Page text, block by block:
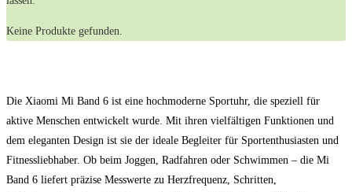
Keine Produkte gefunden.
Die Xiaomi Mi Band 6 ist eine hochmoderne Sportuhr, die speziell für
aktive Menschen entwickelt wurde. Mit ihren vielfältigen Funktionen und
dem eleganten Design ist sie der ideale Begleiter für Sportenthusiasten und
Fitnessliebhaber. Ob beim Joggen, Radfahren oder Schwimmen – die Mi
Band 6 liefert präzise Messwerte zu Herzfrequenz, Schritten,